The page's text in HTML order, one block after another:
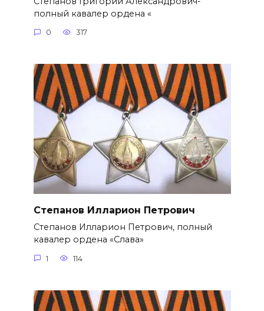
полный кавалер ордена «
0 317
Степанов Илларион Петрович
Степанов Илларион Петрович, полный
кавалер ордена «Слава»
1 114